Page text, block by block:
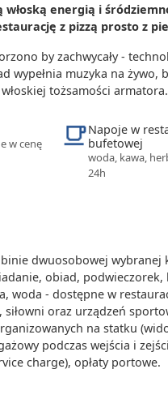
to Latynosi
krem do opalania
rejsów wycieczkowych
włoską energią i
z pizzą prosto z
by zachwycały -
wypełnia muzyka na
tożsamości armatora.
w cenę
Napoje w
bufetowej
woda, kawa,
24h
dwuosobowej wybranej
obiad, podwieczorek,
woda - dostępne w
siłowni oraz urządzeń
na statku
podczas wejścia i
charge), opłaty portowe.